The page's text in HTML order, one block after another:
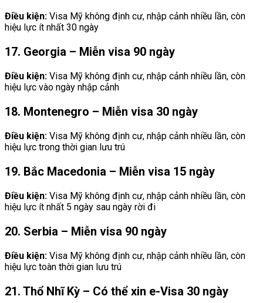
Điều kiện: Visa Mỹ không định cư, nhập cảnh nhiều lần, còn
hiệu lực ít nhất 30 ngày
17. Georgia – Miễn visa 90 ngày
Điều kiện: Visa Mỹ không định cư, nhập cảnh nhiều lần, còn
hiệu lực vào ngày nhập cảnh
18. Montenegro – Miễn visa 30 ngày
Điều kiện: Visa Mỹ không định cư, nhập cảnh nhiều lần, còn
hiệu lực trong thời gian lưu trú
19. Bắc Macedonia – Miễn visa 15 ngày
Điều kiện: Visa Mỹ không định cư, nhập cảnh nhiều lần, còn
hiệu lực ít nhất 5 ngày sau ngày rời đi
20. Serbia – Miễn visa 90 ngày
Điều kiện: Visa Mỹ không định cư, nhập cảnh nhiều lần, còn
hiệu lực toàn thời gian lưu trú
21. Thổ Nhĩ Kỳ – Có thể xin e-Visa 30 ngày